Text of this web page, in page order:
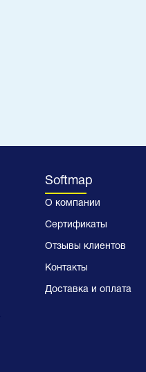
Softmap
О компании
Сертификаты
Отзывы клиентов
Контакты
Доставка и оплата